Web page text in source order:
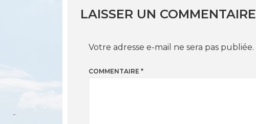
LAISSER UN COMMENTAIRE
Votre adresse e-mail ne sera pas publiée.
COMMENTAIRE *